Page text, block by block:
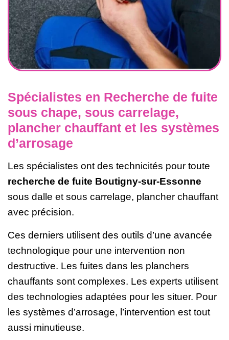
Spécialistes en Recherche de fuite
sous chape, sous carrelage,
plancher chauffant et les systèmes
d’arrosage
Les spécialistes ont des technicités pour toute
recherche de fuite Boutigny-sur-Essonne
sous dalle et sous carrelage, plancher chauffant
avec précision.
Ces derniers utilisent des outils d’une avancée
technologique pour une intervention non
destructive. Les fuites dans les planchers
chauffants sont complexes. Les experts utilisent
des technologies adaptées pour les situer. Pour
les systèmes d’arrosage, l’intervention est tout
aussi minutieuse.